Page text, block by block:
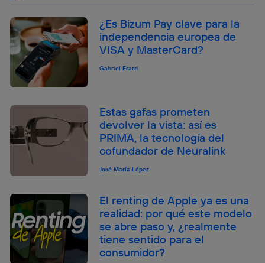
¿Es Bizum Pay clave para la
independencia europea de
VISA y MasterCard?
Gabriel Erard
Estas gafas prometen
devolver la vista: así es
PRIMA, la tecnología del
cofundador de Neuralink
José María López
El renting de Apple ya es una
realidad: por qué este modelo
se abre paso y, ¿realmente
tiene sentido para el
consumidor?